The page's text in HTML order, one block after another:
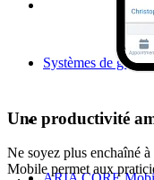
Systèmes de
Une productivité
Ne soyez plus enchaîné
Mobile permet aux